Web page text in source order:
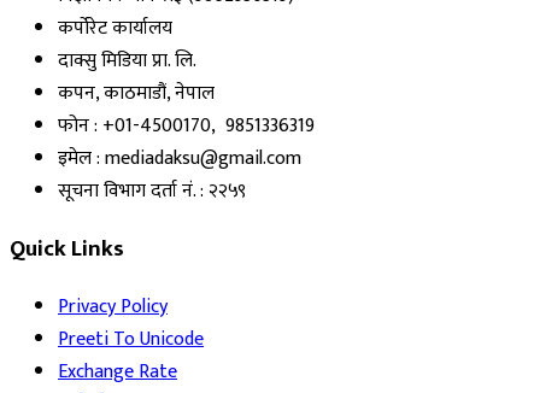
कर्पोरेट कार्यालय
दाक्सु मिडिया प्रा. लि.
कपन, काठमाडौं, नेपाल
फोन : +01-4500170, 9851336319
इमेल : mediadaksu@gmail.com
सूचना विभाग दर्ता नं. : २२५९
Quick Links
Privacy Policy
Preeti To Unicode
Exchange Rate